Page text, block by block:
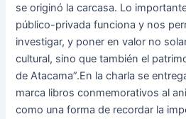
se originó la carcasa. Lo
público-privada funciona y nos
investigar, y poner en valor no
cultural, sino que también el
de Atacama”.En la charla se
marca libros conmemorativos al
como una forma de recordar la